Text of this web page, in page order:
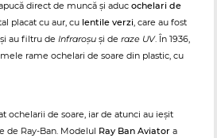
direct de muncă și aduc ochelari de
placat cu aur, cu lentile verzi, care au fost
și au filtru de Infraroșu și de raze UV. În 1936,
rame ochelari de soare din plastic, cu
ochelarii de soare, iar de atunci au ieșit
de Ray-Ban. Modelul Ray Ban Aviator a